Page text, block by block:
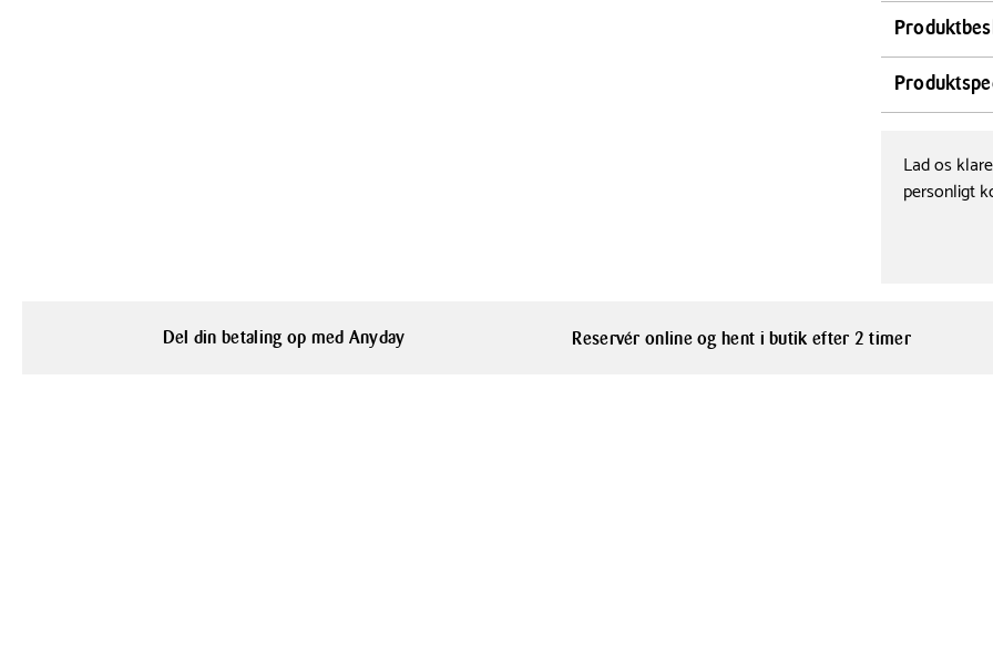
Nu er den
fremtiden
der venter.
evigt minde
lilla,
5 cm
Diameter
Lad os
personligt
Del din betaling op med Anyday Reservér online og hent i butik efter 2 timer